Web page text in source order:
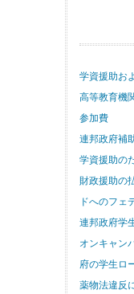
学資援助お
高等教育機
参加費
連邦政府補
学資援助の
財政援助の
ドへのフェ
連邦政府学
オンキャン
府の学生ロ
薬物法違反